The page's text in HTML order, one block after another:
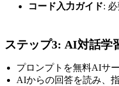
コード入力ガイド:
ステップ3: AI対話学
プロンプトを無料AIサ
AIからの回答を読み、